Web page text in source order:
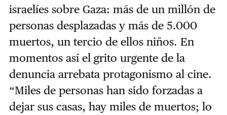
israelíes sobre Gaza: más de un millón de
personas desplazadas y más de 5.000
muertos, un tercio de ellos niños. En
momentos así el grito urgente de la
denuncia arrebata protagonismo al cine.
“Miles de personas han sido forzadas a
dejar sus casas, hay miles de muertos; lo